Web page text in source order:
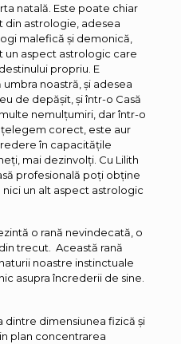
natală. Este poate chiar
din astrologie, adesea
malefică și demonică,
un aspect astrologic care
propriu. E
noastră, și adesea
de depășit, și într-o Casă
nemulțumiri, dar într-o
corect, este aur
în capacitățile
mai dezinvolți. Cu Lilith
profesională poți obține
nici un alt aspect astrologic
o rană nevindecată, o
trecut. Această rană
noastre instinctuale
asupra încrederii de sine.
dintre dimensiunea fizică și
plan concentrarea